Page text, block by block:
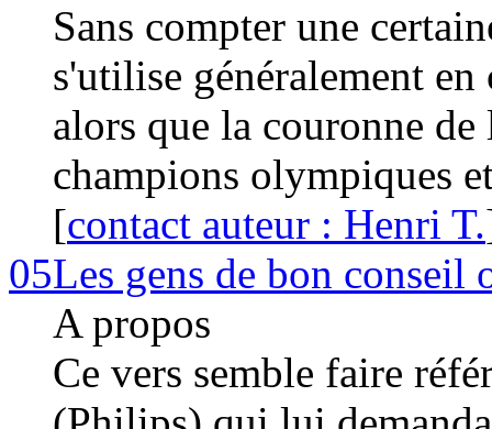
Sans compter une
s'utilise généralement
alors que la couronne
champions olympiques
[contact auteur : Henri T.
05Les gens de bon conseil
A propos
Ce vers semble faire